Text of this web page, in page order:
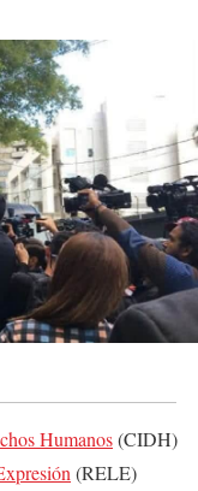
Humanos(CIDH)
(RELE)